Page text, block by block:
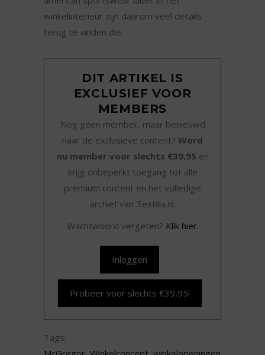
winkelinterieur zijn daarom veel details
terug te vinden die
DIT ARTIKEL IS
EXCLUSIEF VOOR
MEMBERS
Nog geen member, maar benieuwd
naar de exclusieve content? Word
nu member voor slechts €39,95 en
krijg onbeperkt toegang tot alle
premium content en het volledige
archief van Textilia.nl.
Wachtwoord vergeten? Klik hier.
Inloggen
Probeer voor slechts €39,95!
Tags: